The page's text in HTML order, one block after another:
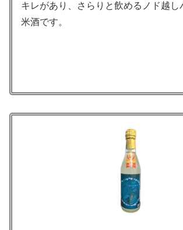
キレがあり、さらりと飲めるノド越し
米酒です。